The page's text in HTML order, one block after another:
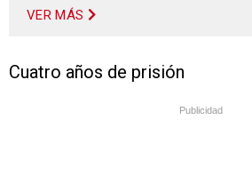
VER MÁS
Cuatro años de prisión
Publicidad